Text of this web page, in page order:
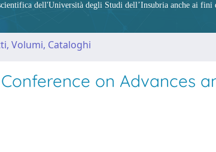
dell'Università degli Studi dell’Insubria anche ai fini
Volumi, Cataloghi
on Advances